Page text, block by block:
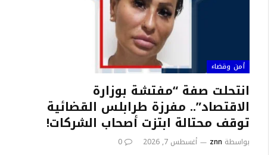
أمن وقضاء
انتحلت صفة “مفتشة بوزارة
الاقتصاد”.. مفرزة طرابلس القضائية
توقف محتالة ابتزت أصحاب الشركات!
بواسطة znn أغسطس 7, 2026 0